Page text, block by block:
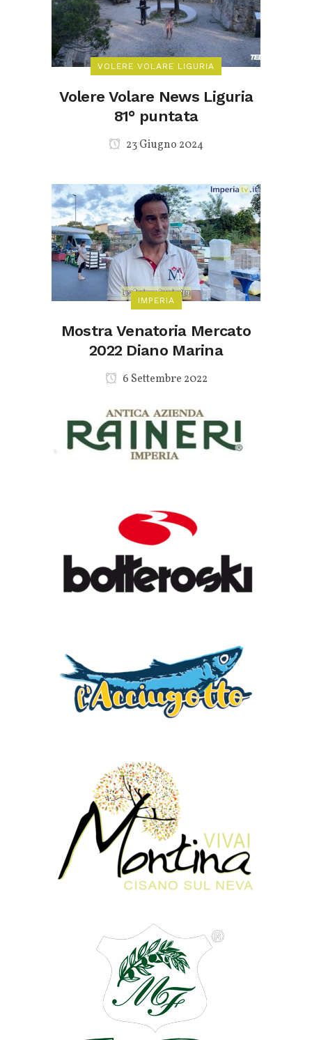
VOLERE VOLARE LIGURIA
Volere Volare News Liguria
81° puntata
23 Giugno 2024
IMPERIA
Mostra Venatoria Mercato
2022 Diano Marina
6 Settembre 2022